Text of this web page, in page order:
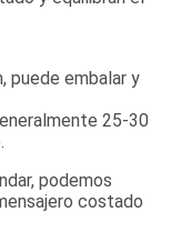
puede embalar y
25-30
podemos
costado